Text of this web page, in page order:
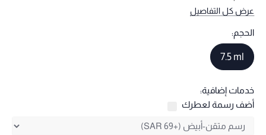
عرض كل التفاصيل
الحجم:
7.5 ml
خدمات إضافية:
أضف رسمة لعطرك